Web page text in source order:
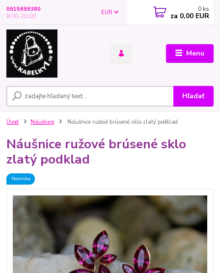
Menu
EUR
Hľadať
0915699380
8.00-20.00
0 ks
za 0,00 EUR
Úvod Náušnice Náušnice ružové brúsené sklo zlatý podklad
Náušnice ružové brúsené sklo
zlatý podklad
Novinka